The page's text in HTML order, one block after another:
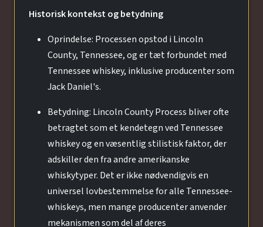
Historisk kontekst og betydning
Oprindelse: Processen opstod i Lincoln
County, Tennessee, og er tæt forbundet med
Tennessee whiskey, inklusive producenter som
Jack Daniel's.
Betydning: Lincoln County Process bliver ofte
betragtet som et kendetegn ved Tennessee
whiskey og en væsentlig stilistisk faktor, der
adskiller den fra andre amerikanske
whiskytyper. Det er ikke nødvendigvis en
universel lovbestemmelse for alle Tennessee-
whiskeys, men mange producenter anvender
mekanismen som del af deres